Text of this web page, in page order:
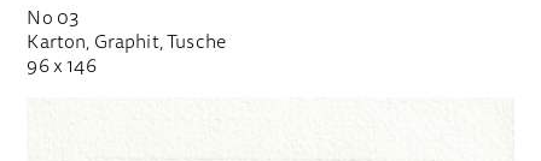
No 03
Karton, Graphit, Tusche
96 x 146